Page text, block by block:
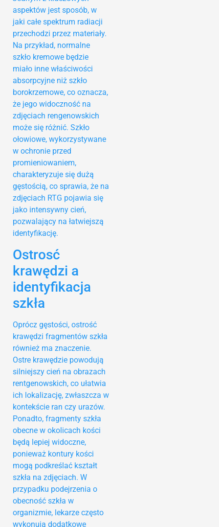
aspektów jest sposób, w
jaki całe spektrum radiacji
przechodzi przez materiały.
Na przykład, normalne
szkło kremowe będzie
miało inne właściwości
absorpcyjne niż szkło
borokrzemowe, co oznacza,
że jego widoczność na
zdjęciach rengenowskich
może się różnić. Szkło
ołowiowe, wykorzystywane
w ochronie przed
promieniowaniem,
charakteryzuje się dużą
gęstością, co sprawia, że na
zdjęciach RTG pojawia się
jako intensywny cień,
pozwalający na łatwiejszą
identyfikację.
Ostrosć
krawędzi a
identyfikacja
szkła
Oprócz gęstości, ostrość
krawędzi fragmentów szkła
również ma znaczenie.
Ostre krawędzie powodują
silniejszy cień na obrazach
rentgenowskich, co ułatwia
ich lokalizację, zwłaszcza w
kontekście ran czy urazów.
Ponadto, fragmenty szkła
obecne w okolicach kości
będą lepiej widoczne,
ponieważ kontury kości
mogą podkreślać kształt
szkła na zdjęciach. W
przypadku podejrzenia o
obecność szkła w
organizmie, lekarze często
wykonują dodatkowe